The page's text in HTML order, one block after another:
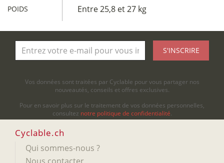
POIDS Entre 25,8 et 27 kg
S'INSCRIRE
Vos données sont traitées par Cyclable pour vous partager nos
nouveautés, conseils et offres exclusives.
Pour en savoir plus sur le traitement de vos données personnelles,
consultez notre politique de confidentialité.
Cyclable.ch
Qui sommes-nous ?